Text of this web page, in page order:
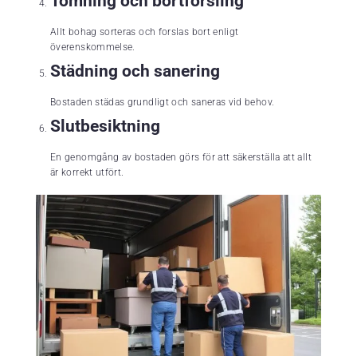
Allt bohag sorteras och forslas bort enligt
överenskommelse.
Städning och sanering
Bostaden städas grundligt och saneras vid behov.
Slutbesiktning
En genomgång av bostaden görs för att säkerställa att allt
är korrekt utfört.